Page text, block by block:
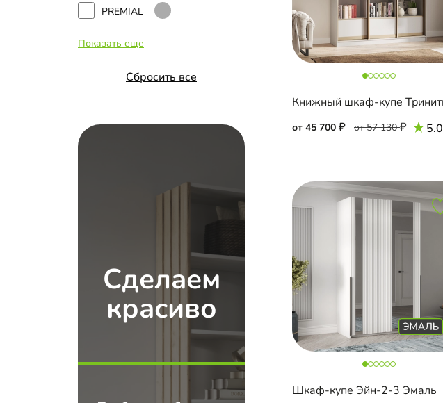
PREMIAL
INTEGRO
Hettich Top Line
Показать еще
Сбросить все
Сделаем
красиво
от 45 700 от 57 130 5.0
Шкаф-купе Эйн-2-3 Эмаль